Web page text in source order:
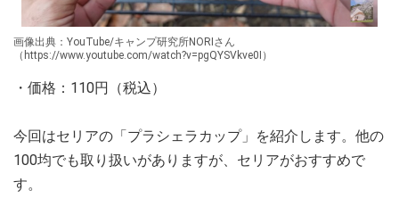
画像出典：YouTube/キャンプ研究所NORIさん
（https://www.youtube.com/watch?v=pgQYSVkve0I）
・価格：110円（税込）
今回はセリアの「プラシェラカップ」を紹介します。他の
100均でも取り扱いがありますが、セリアがおすすめで
す。